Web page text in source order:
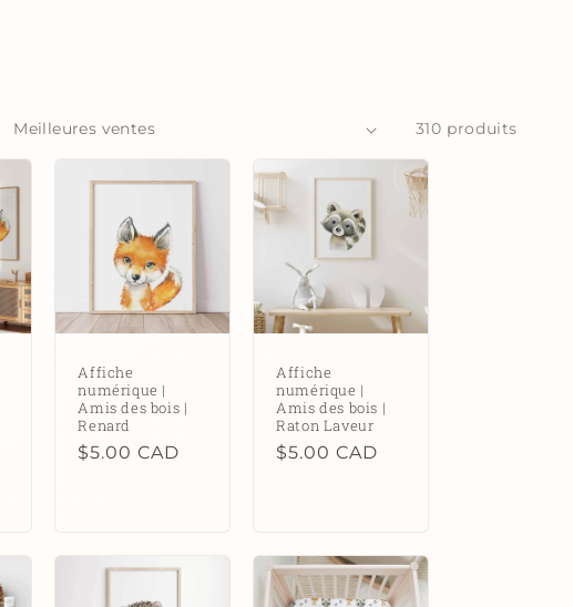
310 produits
Affiche
numérique |
Amis des bois |
Renard
Prix
$5.00 CAD
Affiche
numérique |
Amis des bois |
Raton Laveur
Prix
$5.00 CAD